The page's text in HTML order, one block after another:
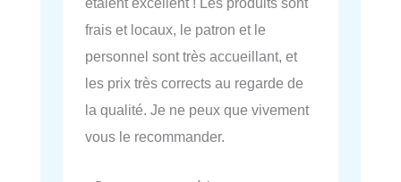
frais et locaux, le patron et le
personnel sont très accueillant, et
les prix très corrects au regarde de
la qualité. Je ne peux que vivement
vous le recommander.